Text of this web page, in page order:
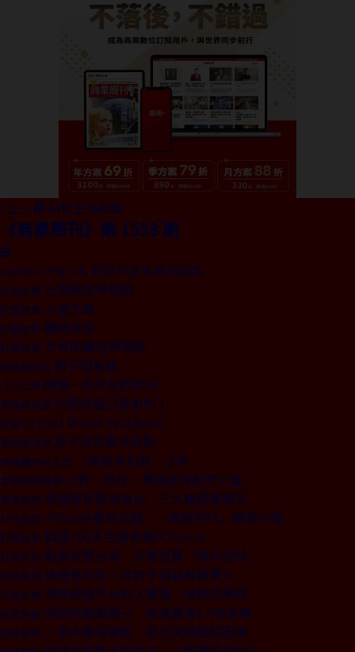
上一期 AI新生活啟動
《商業周刊》第 1558 期
GARY的一千零一夜 北京共享未來的旅店
封面故事 台灣鐵道博物館
封面故事 火車工廠
封面故事 鐵道技術
封面故事 世界的鐵道博物館
總編輯的話 獅子與蜜蜂
CEO上線 閱讀一百年前的歐洲
商場自慢塾 別堅持自己是對的！
經營4.0 First World Problems
風尚經濟學 看不見的觀光亮點
瑪格麗特談生意 「達摩克利斯」之劍
金融時報精選 川普、恐攻 重傷波灣航空三雄
產業風雲 張國煒家變後復出 三大難題擺眼前
科技風雲 iPhoneX最熱話題 「刷臉時代」解惑六問
封面故事 蝦皮700天完美奇襲PChome
封面故事 蝦皮攻堅台灣 全靠這群「哈利波特」
封面故事 後進者別怕！攻對手弱點勝算更大
封面故事 兩岸最懂平台的人解讀 燒錢的學問
投資焦點 慘賠的遊戲橘子 股價飆漲1.5倍玄機
投資焦點 一季內暴漲暴跌 揭台灣遊戲股困境